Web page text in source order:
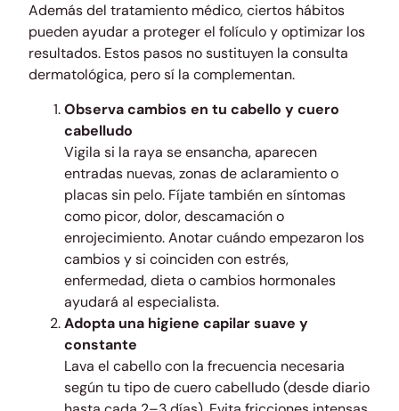
Además del tratamiento médico, ciertos hábitos
pueden ayudar a proteger el folículo y optimizar los
resultados. Estos pasos no sustituyen la consulta
dermatológica, pero sí la complementan.
Observa cambios en tu cabello y cuero
cabelludo
Vigila si la raya se ensancha, aparecen
entradas nuevas, zonas de aclaramiento o
placas sin pelo. Fíjate también en síntomas
como picor, dolor, descamación o
enrojecimiento. Anotar cuándo empezaron los
cambios y si coinciden con estrés,
enfermedad, dieta o cambios hormonales
ayudará al especialista.
Adopta una higiene capilar suave y
constante
Lava el cabello con la frecuencia necesaria
según tu tipo de cuero cabelludo (desde diario